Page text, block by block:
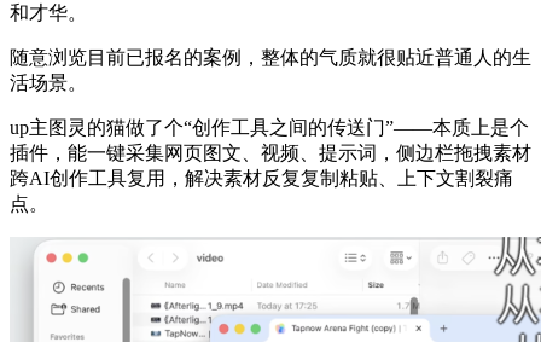
和才华。
随意浏览目前已报名的案例，整体的气质就很贴近普通人的生
活场景。
up主图灵的猫做了个“创作工具之间的传送门”——本质上是个
插件，能一键采集网页图文、视频、提示词，侧边栏拖拽素材
跨AI创作工具复用，解决素材反复复制粘贴、上下文割裂痛
点。